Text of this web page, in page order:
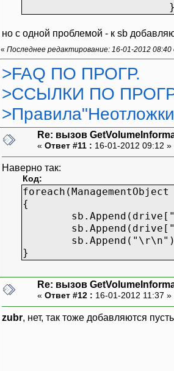
}
else
{
Console
}
Console.
}
}
но с одной проблемой - к sb
« Последнее редактирование: 16-01-2012
>FAQ ПО ПРОГР.
>ССЫЛКИ ПО
Re: вызов
« Ответ #11 : 16-01-2012 09:12 »
Наверно так:
Код:
{
}
Re: вызов
« Ответ #12 : 16-01-2012 11:37 »
zubr, нет, так тоже добавляются